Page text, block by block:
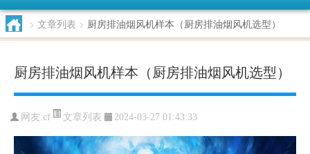
> 文章列表 > 厨房排油烟风机样本（厨房排油烟风机选型）
厨房排油烟风机样本（厨房排油烟风机选型）
网友:cf 文章列表 2024-03-27 01:43:33